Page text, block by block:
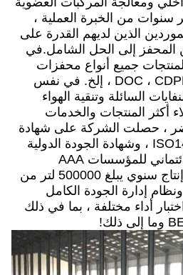
من الخبرة العملية ،
الذين لديهم القدرة على
المحفز إلى الحل الشامل.في
جميع أنواع محفزات
العادم ، DOC ، CDPF ، SCR ، ASC ، إلخ. في نفس
السائلة وتنقية الهواء
أكثر المنتجات والخدمات
، حصلت الشركة على شهادة
نظام الإدارة البيئية ISO14001 ، وشهادة الجودة الدولية
ISO9001 ، والتصنيف الائتماني للمؤسسات AAA
وشهادات أخرى ، ولديها إنتاج سنوي يبلغ 500000 لتر من
إدارة الجودة الكامل
أداء مختلفة ، بما في ذلك